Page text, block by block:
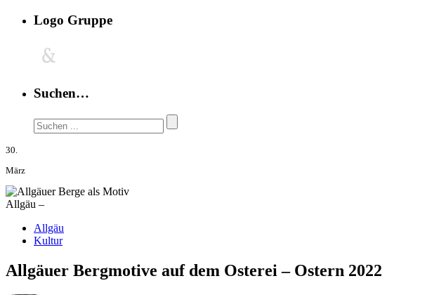
Logo Gruppe
Suchen…
30.
März
Allgäu –
Allgäu
Kultur
Allgäuer Bergmotive auf dem Osterei – Ostern 2022